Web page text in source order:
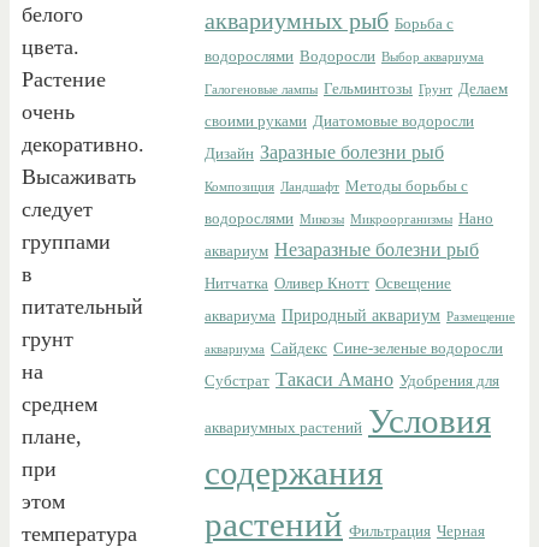
белого
цвета.
Растение
очень
декоративно.
Высаживать
следует
группами
в
питательный
грунт
на
среднем
плане,
при
этом
температура
аквариумных рыб Борьба с
водорослями Водоросли Выбор аквариума
Галогеновые лампы Гельминтозы Грунт Делаем
своими руками Диатомовые водоросли
Дизайн Заразные болезни рыб
Композиция Ландшафт Методы борьбы с
водорослями Микозы Микроорганизмы Нано
аквариум Незаразные болезни рыб
Нитчатка Оливер Кнотт Освещение
аквариума Природный аквариум Размещение
аквариума Сайдекс Сине-зеленые водоросли
Субстрат Такаси Амано Удобрения для
аквариумных растений Условия
содержания
растений Фильтрация Черная